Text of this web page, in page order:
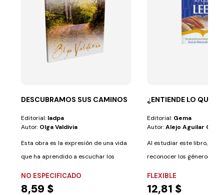
DESCUBRAMOS SUS CAMINOS
Editorial: Iadpa
Autor: Olga Valdivia
Esta obra es la expresión de una vida
que ha aprendido a escuchar los
NO ESPECIFICADO
8,59 $
¿ENTIENDE LO QUE
Editorial: Gema
Autor:Alejo Aguilar
Al estudiar este libro,
reconocer los géneros
FLEXIBLE
12,81 $